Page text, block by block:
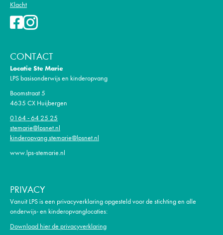
Klacht
CONTACT
Locatie Ste Marie
LPS basisonderwijs en kinderopvang
Boomstraat 5
4635 CX Huijbergen
0164 - 64 25 25
stemarie@lpsnet.nl
kinderopvang.stemarie@lpsnet.nl
www.lps-stemarie.nl
PRIVACY
Vanuit LPS is een privacyverklaring opgesteld voor de stichting en alle
onderwijs- en kinderopvanglocaties:
Download hier de privacyverklaring